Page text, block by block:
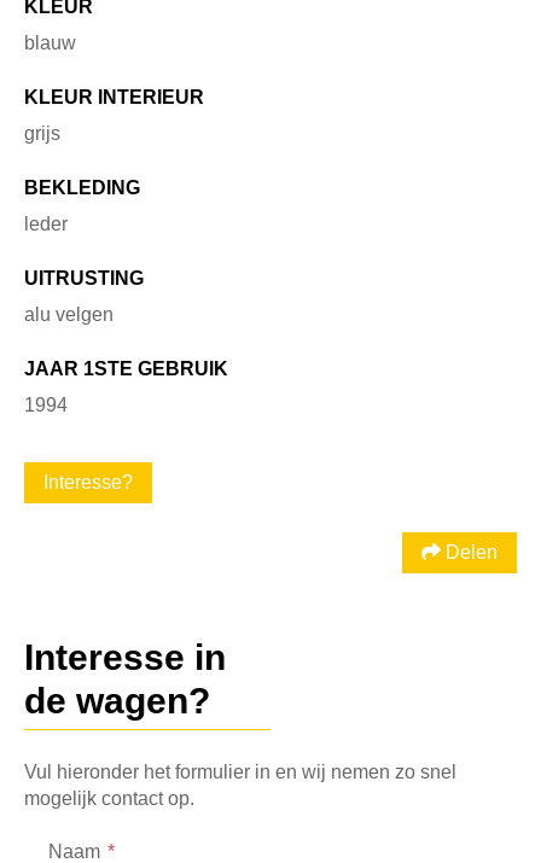
KLEUR
blauw
KLEUR INTERIEUR
grijs
BEKLEDING
leder
UITRUSTING
alu velgen
JAAR 1STE GEBRUIK
1994
Interesse?
Delen
Interesse in
de wagen?
Vul hieronder het formulier in en wij nemen zo snel
mogelijk contact op.
Naam